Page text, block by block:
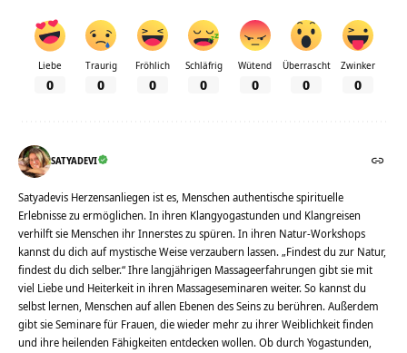
Liebe
0
Traurig
0
Fröhlich
0
Schläfrig
0
Wütend
0
Überrascht
0
Zwinker
0
SATYADEVI
Satyadevis Herzensanliegen ist es, Menschen authentische spirituelle
Erlebnisse zu ermöglichen. In ihren Klangyogastunden und Klangreisen
verhilft sie Menschen ihr Innerstes zu spüren. In ihren Natur-Workshops
kannst du dich auf mystische Weise verzaubern lassen. „Findest du zur Natur,
findest du dich selber.“ Ihre langjährigen Massageerfahrungen gibt sie mit
viel Liebe und Heiterkeit in ihren Massageseminaren weiter. So kannst du
selbst lernen, Menschen auf allen Ebenen des Seins zu berühren. Außerdem
gibt sie Seminare für Frauen, die wieder mehr zu ihrer Weiblichkeit finden
und ihre heilenden Fähigkeiten entdecken wollen. Ob durch Yogastunden,